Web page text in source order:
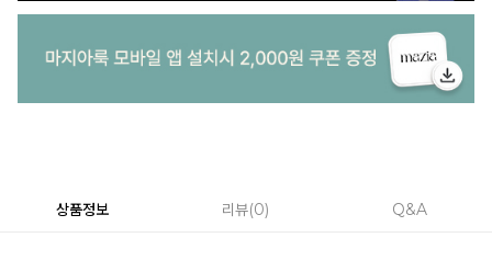
상품정보 리뷰 0 Q&A